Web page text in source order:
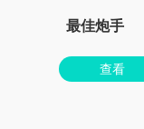
最佳炮手
查看